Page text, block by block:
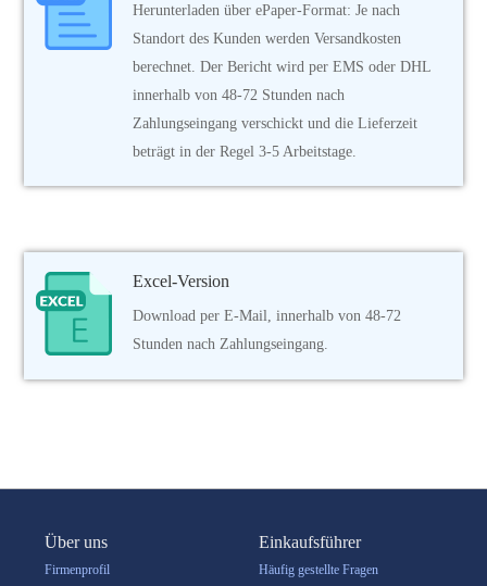
Herunterladen über ePaper-Format: Je nach
Standort des Kunden werden Versandkosten
berechnet. Der Bericht wird per EMS oder DHL
innerhalb von 48-72 Stunden nach
Zahlungseingang verschickt und die Lieferzeit
beträgt in der Regel 3-5 Arbeitstage.
Excel-Version
Download per E-Mail, innerhalb von 48-72
Stunden nach Zahlungseingang.
Über uns
Firmenprofil
Einkaufsführer
Häufig gestellte Fragen